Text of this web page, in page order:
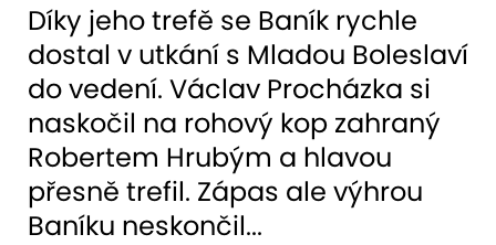
Díky jeho trefě se Baník rychle
dostal v utkání s Mladou Boleslaví
do vedení. Václav Procházka si
naskočil na rohový kop zahraný
Robertem Hrubým a hlavou
přesně trefil. Zápas ale výhrou
Baníku neskončil...